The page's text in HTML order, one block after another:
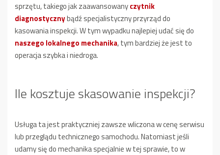
sprzętu, takiego jak zaawansowanyczytnik
diagnostycznybądź specjalistyczny przyrząd do
kasowania inspekcji. W tym wypadku najlepiej udać się do
naszego lokalnego mechanika, tym bardziej że jest to
operacja szybka i niedroga.
Ile kosztuje skasowanie inspekcji?
Usługa ta jest praktyczniej zawsze wliczona w cenę serwisu
lub przeglądu technicznego samochodu. Natomiast jeśli
udamy się do mechanika specjalnie w tej sprawie, to w